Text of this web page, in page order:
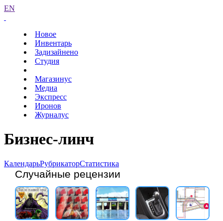
EN
Новое
Инвентарь
Задизайнено
Студия
Магазинус
Медиа
Экспресс
Иронов
Журналус
Бизнес-линч
КалендарьРубрикаторСтатистика
Случайные рецензии